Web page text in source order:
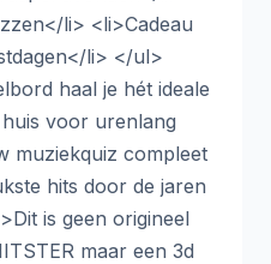
li> <li>Cadeau
li> </ul>
haal je hét ideale
voor urenlang
muziekquiz compleet
hits door de jaren
is geen origineel
maar een 3d